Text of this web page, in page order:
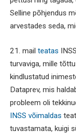
Selline põhjendus
arvestades seda,
21. mail teatas
turvaviga, mille
kindlustatud
Dataprev, mis
probleem oli
INSS võimaldas
tuvastamata, kuigi